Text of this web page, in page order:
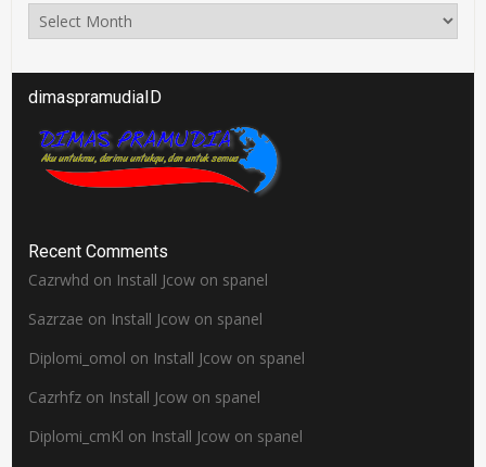
Arsip
dimaspramudiaID
Recent Comments
Cazrwhd on Install Jcow on spanel
Sazrzae on Install Jcow on spanel
Diplomi_omol on Install Jcow on spanel
Cazrhfz on Install Jcow on spanel
Diplomi_cmKl on Install Jcow on spanel